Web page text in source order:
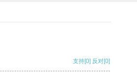
支持[0] 反对[0]